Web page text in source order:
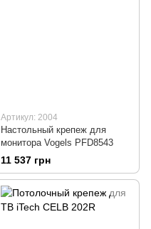
Артикул: 2004
Настольный крепеж для
монитора Vogels PFD8543
11 537 грн